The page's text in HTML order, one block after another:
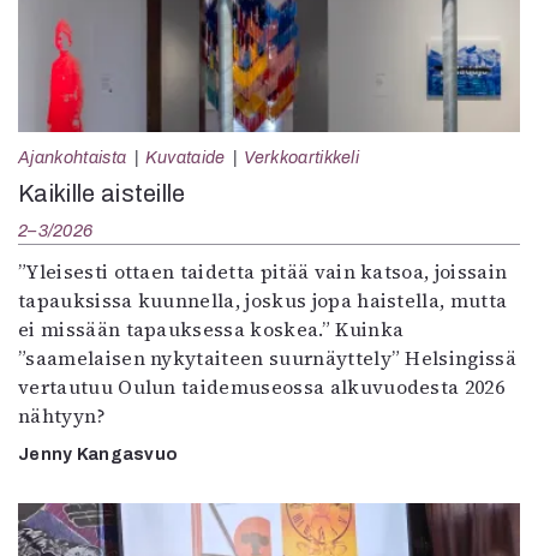
Ajankohtaista Kuvataide Verkkoartikkeli
Kaikille aisteille
2–3/2026
”Yleisesti ottaen taidetta pitää vain katsoa, joissain
tapauksissa kuunnella, joskus jopa haistella, mutta
ei missään tapauksessa koskea.” Kuinka
”saamelaisen nykytaiteen suurnäyttely” Helsingissä
vertautuu Oulun taidemuseossa alkuvuodesta 2026
nähtyyn?
Jenny Kangasvuo